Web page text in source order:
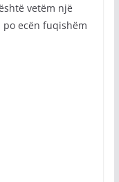
vetëm një
ecën fuqishëm